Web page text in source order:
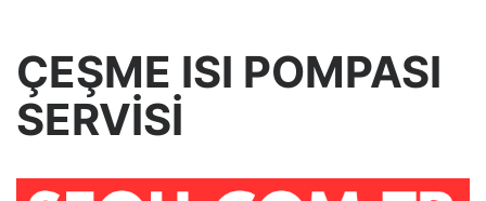
ÇEŞME ISI POMPASI
SERVİSİ